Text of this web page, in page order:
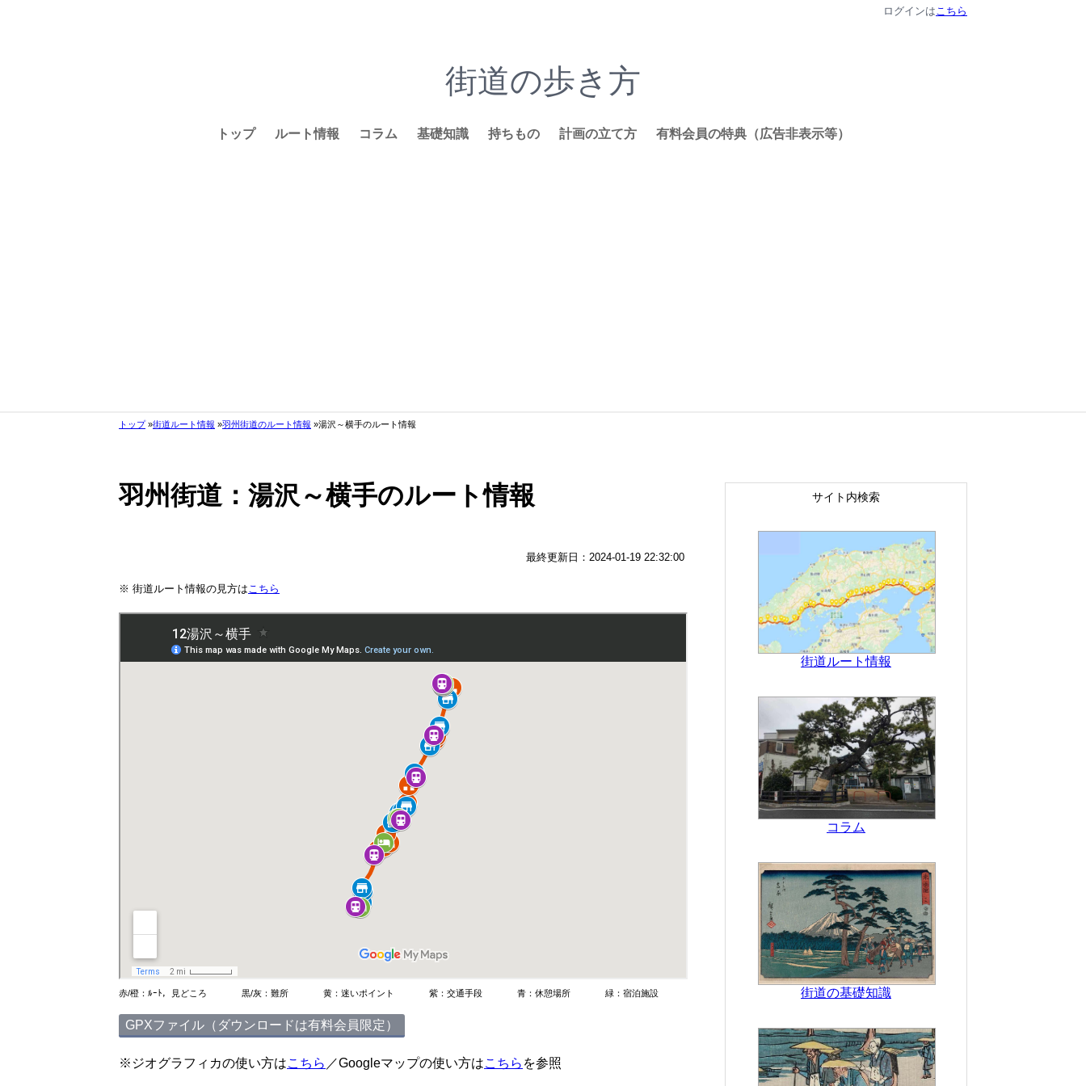
ログインはこちら
街道の歩き方
トップ ルート情報 コラム 基礎知識 持ちもの 計画の立て方 有料会員の特典（広告非表示等）
トップ 街道ルート情報 羽州街道のルート情報 湯沢～横手のルート情報
羽州街道：湯沢～横手のルート情報
最終更新日：2024-01-19 22:32:00
※ 街道ルート情報の見方はこちら
赤/橙：ﾙｰﾄ，見どころ 黒/灰：難所 黄：迷いポイント 紫：交通手段 青：休憩場所 緑：宿泊施設
GPXファイル（ダウンロードは有料会員限定）
※ジオグラフィカの使い方はこちら ／Googleマップの使い方はこちら を参照
サイト内検索
街道ルート情報
コラム
街道の基礎知識